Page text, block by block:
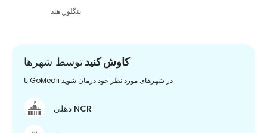
بنگلور,هند
کاوش کنیدتوسط شهرها
با GoMedii در شهرهای مورد نظر خود درمان شوید
دهلی NCR